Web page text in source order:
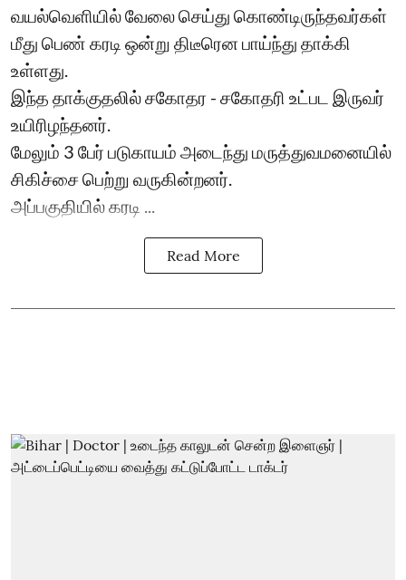
வயல்வெளியில் வேலை செய்து கொண்டிருந்தவர்கள்
மீது பெண் கரடி ஒன்று திடீரென பாய்ந்து தாக்கி
உள்ளது.
இந்த தாக்குதலில் சகோதர - சகோதரி உட்பட இருவர்
உயிரிழந்தனர்.
மேலும் 3 பேர் படுகாயம் அடைந்து மருத்துவமனையில்
சிகிச்சை பெற்று வருகின்றனர்.
அப்பகுதியில் கரடி ...
Read More